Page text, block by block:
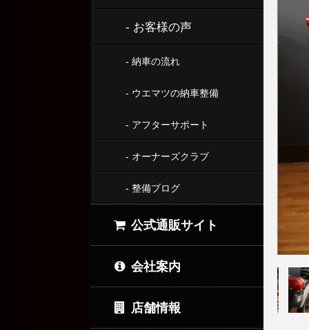
- お客様の声
- 納車の流れ
- ウエマツの納車整備
- アフターサポート
- オーナーズクラブ
- 整備ブログ
公式通販サイト
会社案内
店舗情報